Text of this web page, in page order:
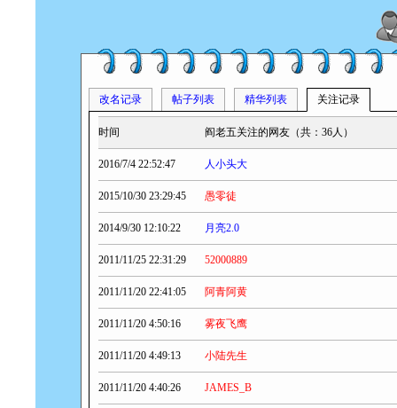
改名记录 帖子列表 精华列表 关注记录
时间 阎老五关注的网友（共：36人）
2016/7/4 22:52:47 人小头大
2015/10/30 23:29:45 愚零徒
2014/9/30 12:10:22 月亮2.0
2011/11/25 22:31:29 52000889
2011/11/20 22:41:05 阿青阿黄
2011/11/20 4:50:16 雾夜飞鹰
2011/11/20 4:49:13 小陆先生
2011/11/20 4:40:26 JAMES_B